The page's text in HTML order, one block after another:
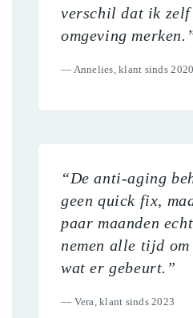
verschil dat ik zelf
omgeving
— Annelies, klant sinds 2020
“De anti-aging
geen quick fix,
paar maanden
nemen alle tijd
wat er gebeurt.”
— Vera, klant sinds 2023